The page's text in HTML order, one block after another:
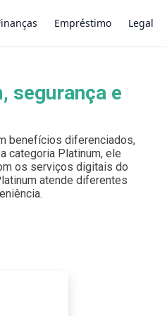
Empréstimo Legal
segurança e
benefícios diferenciados,
categoria Platinum, ele
os serviços digitais do
atende diferentes